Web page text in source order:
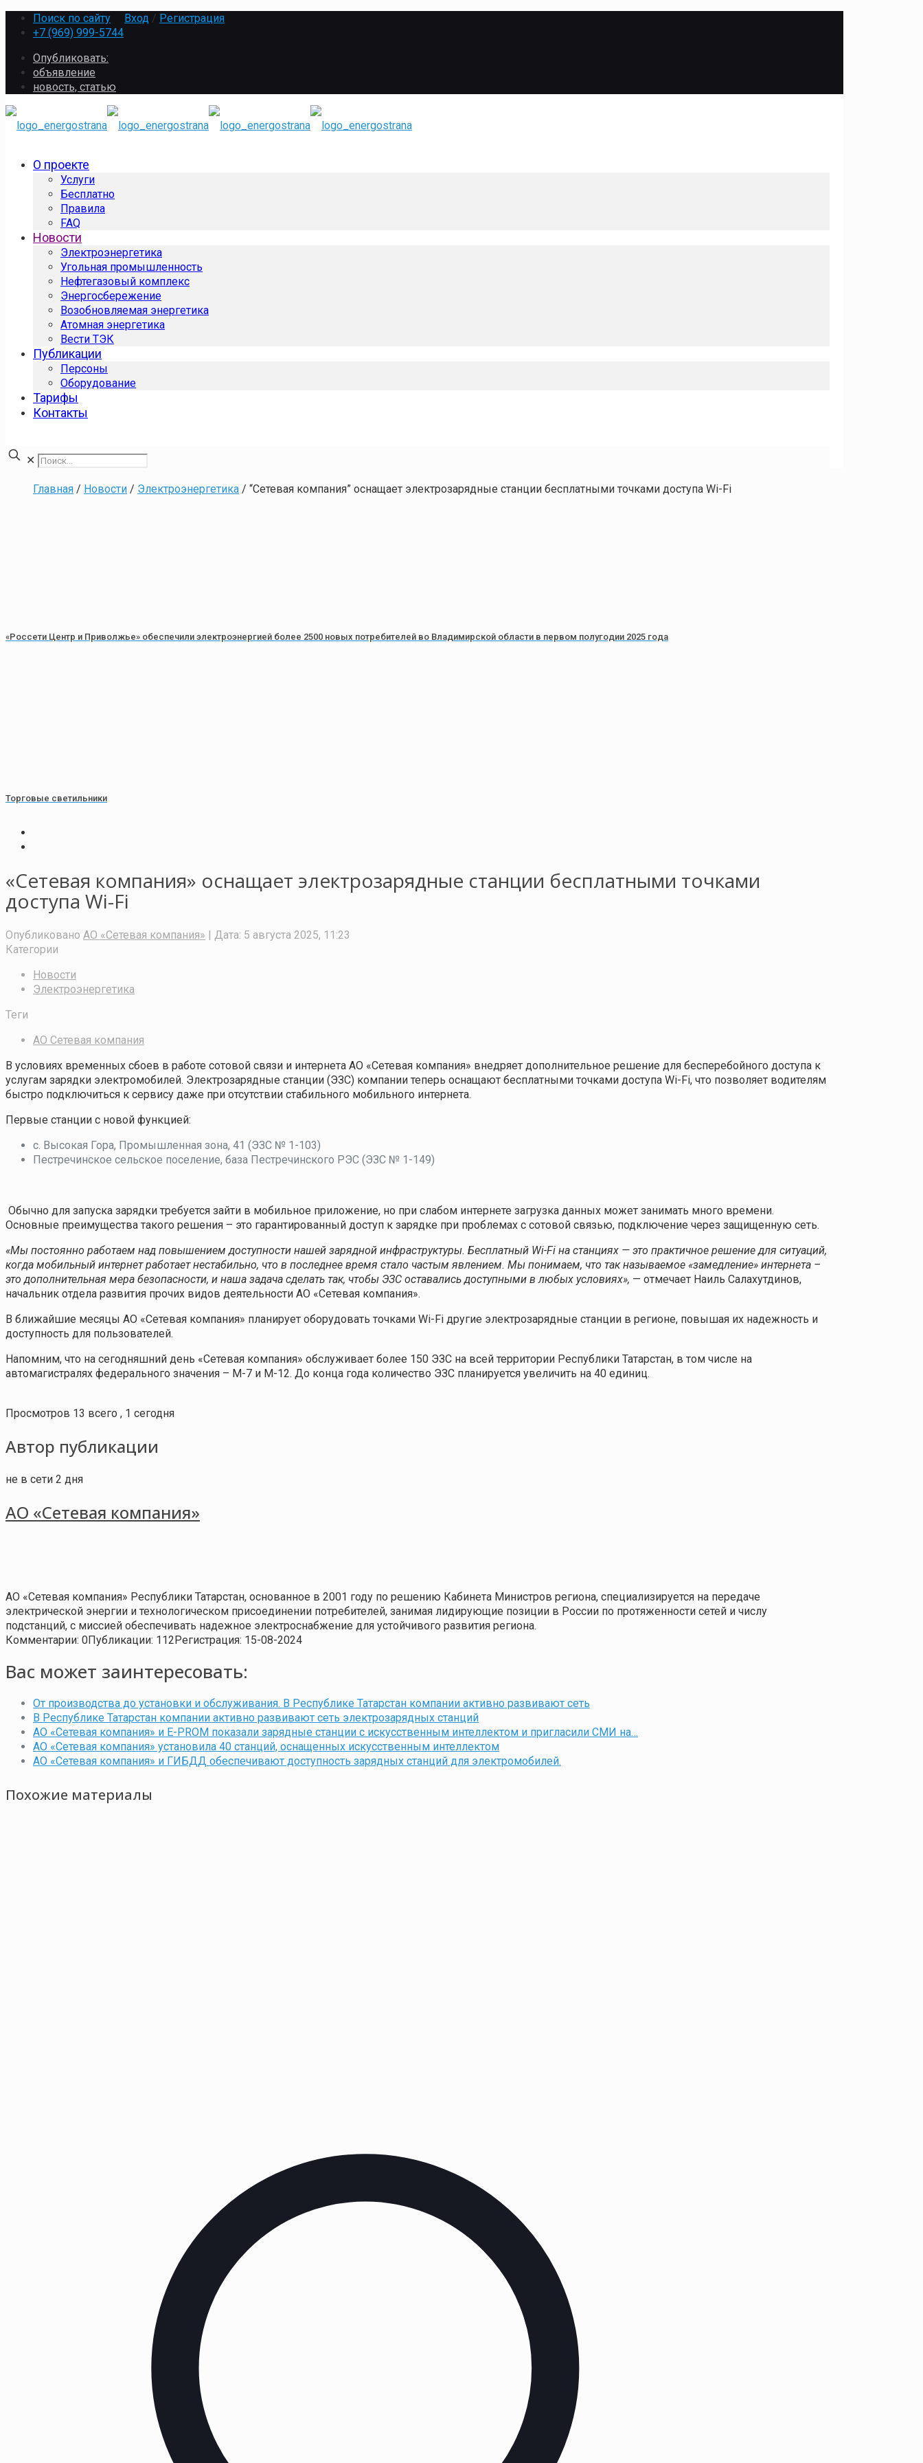
Поиск по сайту Вход / Регистрация
+7 (969) 999-5744
Опубликовать:
объявление
новость, статью
О проекте
Услуги
Бесплатно
Правила
FAQ
Новости
Электроэнергетика
Угольная промышленность
Нефтегазовый комплекс
Энергосбережение
Возобновляемая энергетика
Атомная энергетика
Вести ТЭК
Публикации
Персоны
Оборудование
Тарифы
Контакты
✕
Главная / Новости / Электроэнергетика / “Сетевая компания” оснащает электрозарядные станции бесплатными точками доступа Wi-Fi
«Россети Центр и Приволжье» обеспечили электроэнергией более 2500 новых потребителей во Владимирской области в первом полугодии 2025 года
Торговые светильники
«Сетевая компания» оснащает электрозарядные станции бесплатными точками
доступа Wi-Fi
Опубликовано АО «Сетевая компания» | Дата: 5 августа 2025, 11:23
Категории
Новости
Электроэнергетика
Теги
АО Сетевая компания
В условиях временных сбоев в работе сотовой связи и интернета АО «Сетевая компания» внедряет дополнительное решение для бесперебойного доступа к
услугам зарядки электромобилей. Электрозарядные станции (ЭЗС) компании теперь оснащают бесплатными точками доступа Wi-Fi, что позволяет водителям
быстро подключиться к сервису даже при отсутствии стабильного мобильного интернета.
Первые станции с новой функцией:
с. Высокая Гора, Промышленная зона, 41 (ЭЗС № 1-103)
Пестречинское сельское поселение, база Пестречинского РЭС (ЭЗС № 1-149)
Обычно для запуска зарядки требуется зайти в мобильное приложение, но при слабом интернете загрузка данных может занимать много времени.
Основные преимущества такого решения – это гарантированный доступ к зарядке при проблемах с сотовой связью, подключение через защищенную сеть.
«Мы постоянно работаем над повышением доступности нашей зарядной инфраструктуры. Бесплатный Wi-Fi на станциях — это практичное решение для ситуаций,
когда мобильный интернет работает нестабильно, что в последнее время стало частым явлением. Мы понимаем, что так называемое «замедление» интернета –
это дополнительная мера безопасности, и наша задача сделать так, чтобы ЭЗС оставались доступными в любых условиях», — отмечает Наиль Салахутдинов,
начальник отдела развития прочих видов деятельности АО «Сетевая компания».
В ближайшие месяцы АО «Сетевая компания» планирует оборудовать точками Wi-Fi другие электрозарядные станции в регионе, повышая их надежность и
доступность для пользователей.
Напомним, что на сегодняшний день «Сетевая компания» обслуживает более 150 ЭЗС на всей территории Республики Татарстан, в том числе на
автомагистралях федерального значения – М-7 и М-12. До конца года количество ЭЗС планируется увеличить на 40 единиц.
Просмотров 13 всего , 1 сегодня
Автор публикации
не в сети 2 дня
АО «Сетевая компания»
АО «Сетевая компания» Республики Татарстан, основанное в 2001 году по решению Кабинета Министров региона, специализируется на передаче
электрической энергии и технологическом присоединении потребителей, занимая лидирующие позиции в России по протяженности сетей и числу
подстанций, с миссией обеспечивать надежное электроснабжение для устойчивого развития региона.
Комментарии: 0Публикации: 112Регистрация: 15-08-2024
Вас может заинтересовать:
От производства до установки и обслуживания. В Республике Татарстан компании активно развивают сеть
В Республике Татарстан компании активно развивают сеть электрозарядных станций
АО «Сетевая компания» и E-PROM показали зарядные станции с искусственным интеллектом и пригласили СМИ на…
АО «Сетевая компания» установила 40 станций, оснащенных искусственным интеллектом
АО «Сетевая компания» и ГИБДД обеспечивают доступность зарядных станций для электромобилей.
Похожие материалы